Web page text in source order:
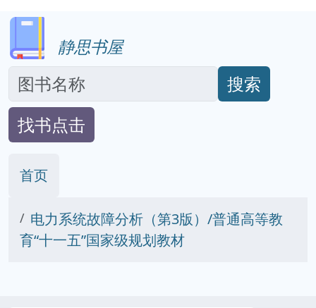
静思书屋
搜索
找书点击
首页
电力系统故障分析（第3版）/普通高等教
育“十一五”国家级规划教材